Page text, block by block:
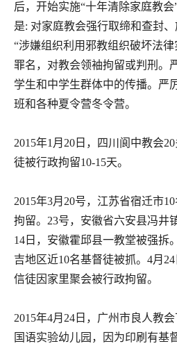
后，开始实施“十年清除家庭教会
是: 对家庭教会强行取缔和查封
“涉嫌组织利用邪教组织破坏法律
罪名，对教会领袖拘留或判刑。
学生和中学生群体中的传播。严
班和各种夏令营冬令营。
2015年1 月 20 日，四川阆中教会20
徒被行政拘留10-15天。
2015年3月 20号，江苏省宿迁市10
拘留。 23号，安徽省六安县冯井
14 日，安徽霍邱县一教堂被强拆。
吉地区近10名基督徒被抓。 4月 24
信徒因家里聚会被行政拘留。
2015年4月 24 日，广州市良人教
国语实验幼儿园，因为印刷有基